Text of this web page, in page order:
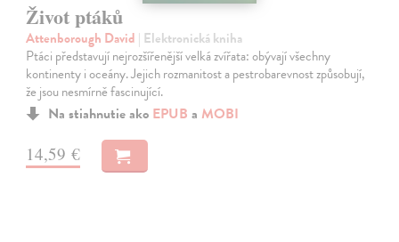
Život ptáků
Attenborough David | Elektronická kniha
Ptáci představují nejrozšířenější velká zvířata: obývají všechny
kontinenty i oceány. Jejich rozmanitost a pestrobarevnost způsobují,
že jsou nesmírně fascinující.
Na stiahnutie ako EPUB a MOBI
14,59 €